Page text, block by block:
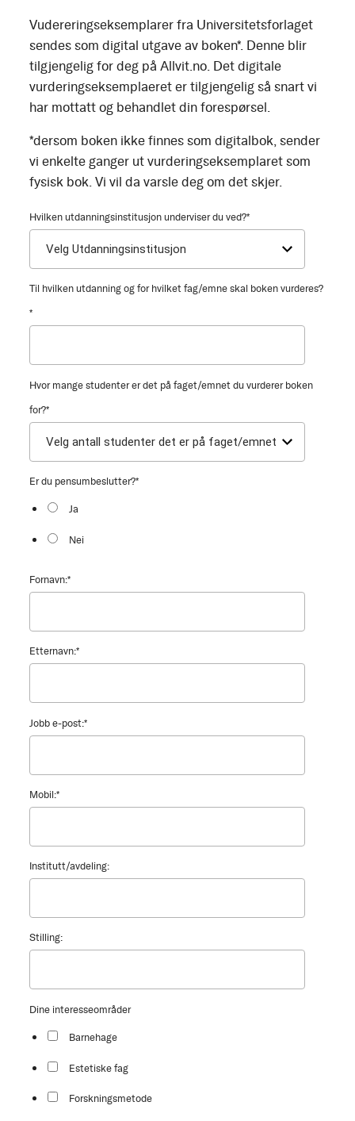
Vudereringseksemplarer fra Universitetsforlaget
sendes som digital utgave av boken*. Denne blir
tilgjengelig for deg på Allvit.no. Det digitale
vurderingseksemplaeret er tilgjengelig så snart vi
har mottatt og behandlet din forespørsel.
*dersom boken ikke finnes som digitalbok, sender
vi enkelte ganger ut vurderingseksemplaret som
fysisk bok. Vi vil da varsle deg om det skjer.
Hvilken utdanningsinstitusjon underviser du ved?*
Til hvilken utdanning og for hvilket fag/emne skal boken vurderes?
*
Hvor mange studenter er det på faget/emnet du vurderer boken
for?*
Er du pensumbeslutter?*
Ja
Nei
Fornavn:*
Etternavn:*
Jobb e-post:*
Mobil:*
Institutt/avdeling:
Stilling:
Dine interesseområder
Barnehage
Estetiske fag
Forskningsmetode